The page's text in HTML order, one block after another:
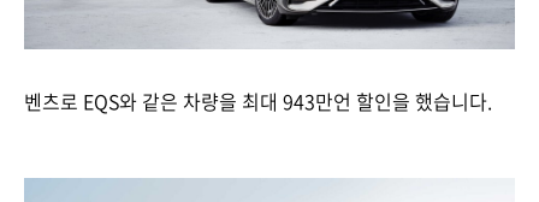
벤츠로 EQS와 같은 차량을 최대 943만언 할인을 했습니다.